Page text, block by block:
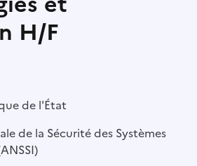
H/F
de l'État
de la Sécurité des Systèmes